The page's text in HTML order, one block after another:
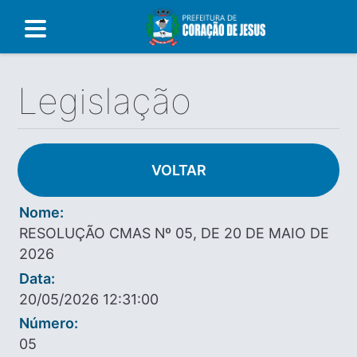
Legislação
VOLTAR
Nome:
RESOLUÇÃO CMAS Nº 05, DE 20 DE MAIO DE
2026
Data:
20/05/2026 12:31:00
Número:
05